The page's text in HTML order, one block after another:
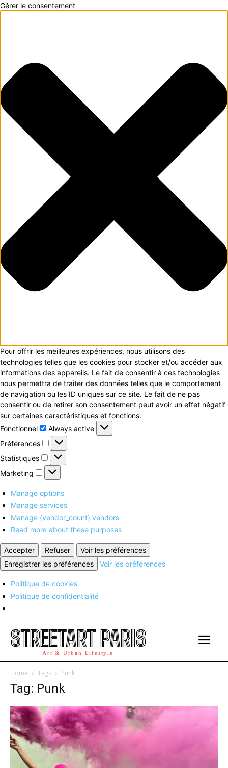
Gérer le consentement
Pour offrir les meilleures expériences, nous utilisons des
technologies telles que les cookies pour stocker et/ou accéder aux
informations des appareils. Le fait de consentir à ces technologies
nous permettra de traiter des données telles que le comportement
de navigation ou les ID uniques sur ce site. Le fait de ne pas
consentir ou de retirer son consentement peut avoir un effet négatif
sur certaines caractéristiques et fonctions.
Fonctionnel
Fonctionnel
Always active
Préférences
Préférences
Statistiques
Statistiques
Marketing
Marketing
Manage options
Manage services
Manage {vendor_count} vendors
Read more about these purposes
Accepter Refuser
Voir les préférences
Enregistrer les préférences
Voir les préférences
Politique de cookies
Politique de confidentialité
STREETART PARIS
Art & Urban Lifestyle
Home Tags Punk
Tag: Punk